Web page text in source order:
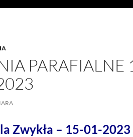
PARAFIALNE
Zwykła – 15-01-2023